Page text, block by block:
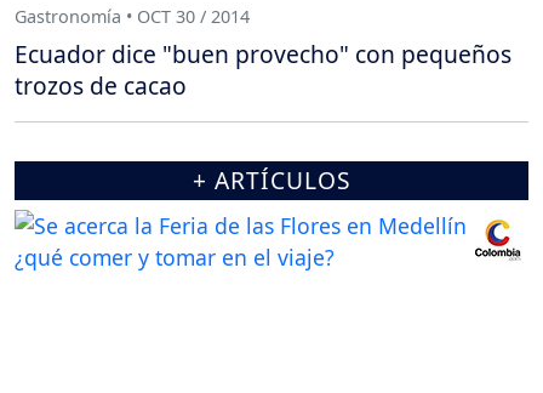
Gastronomía • OCT 30 / 2014
Ecuador dice "buen provecho" con pequeños
trozos de cacao
+ ARTÍCULOS